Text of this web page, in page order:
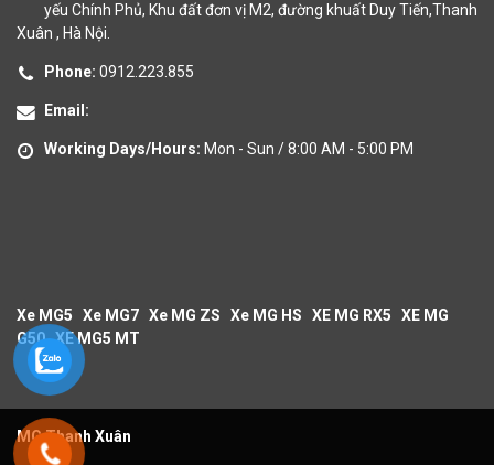
yếu Chính Phủ, Khu đất đơn vị M2, đường khuất Duy Tiến,Thanh
Xuân , Hà Nội.
Phone: 0912.223.855
Email:
Working Days/Hours: Mon - Sun / 8:00 AM - 5:00 PM
Xe MG5 Xe MG7 Xe MG ZS Xe MG HS XE MG RX5
XE MG
G50 XE MG5 MT
MG Thanh Xuân